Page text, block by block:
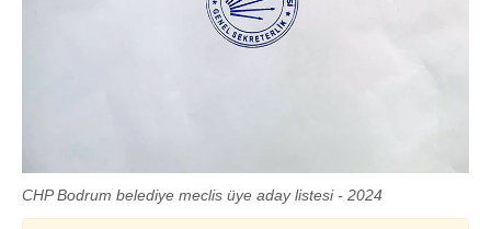
CHP Bodrum belediye meclis üye aday listesi - 2024